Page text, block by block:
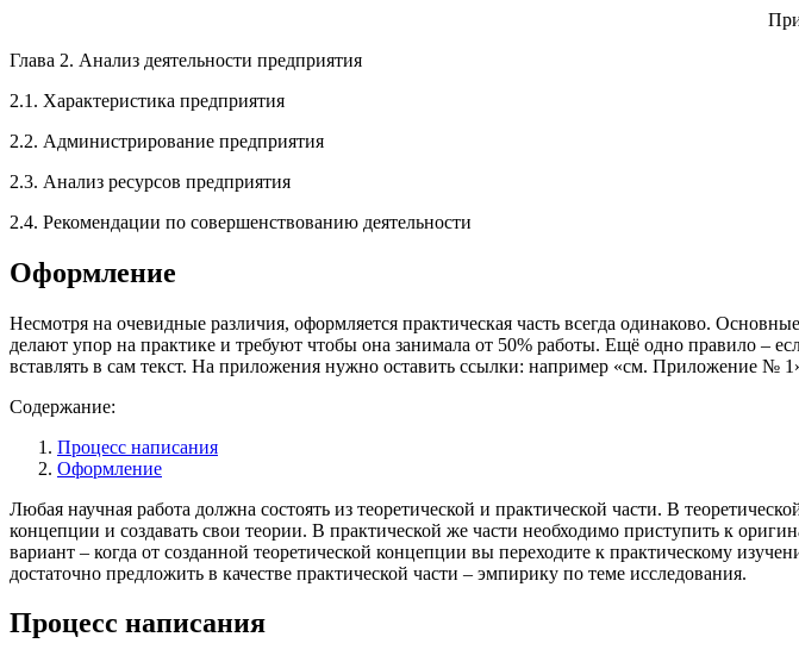
Глава 2. Анализ деятельности предприятия
2.1. Характеристика предприятия
2.2. Администрирование предприятия
2.3. Анализ ресурсов предприятия
2.4. Рекомендации по совершенствованию деятельности
Оформление
Несмотря на очевидные различия, оформляется практическая часть всегда одинаково.
делают упор на практике и требуют чтобы она занимала от 50% работы. Ещё одно правило –
вставлять в сам текст. На приложения нужно оставить ссылки: например «см. Приложение №
Содержание:
Процесс написания
Оформление
Любая научная работа должна состоять из теоретической и практической части. В
концепции и создавать свои теории. В практической же части необходимо приступить к
вариант – когда от созданной теоретической концепции вы переходите к практическому
достаточно предложить в качестве практической части – эмпирику по теме исследования.
Процесс написания